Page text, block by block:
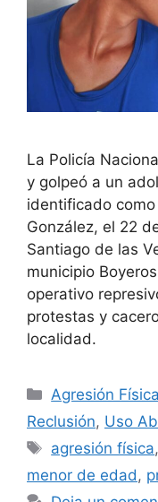
La Policía
y golpeó a un
identificado
González, el 22
Santiago de las
municipio
operativo
protestas y
localidad.
Categorías
Agresión Física
Reclusión, Uso
Etiquetas
agresión física,
menor de edad ,